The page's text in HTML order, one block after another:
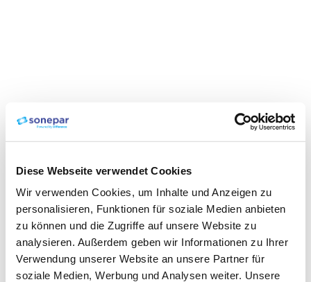
Diese Webseite verwendet Cookies
Wir verwenden Cookies, um Inhalte und Anzeigen zu
personalisieren, Funktionen für soziale Medien anbieten
zu können und die Zugriffe auf unsere Website zu
analysieren. Außerdem geben wir Informationen zu Ihrer
Verwendung unserer Website an unsere Partner für
soziale Medien, Werbung und Analysen weiter. Unsere